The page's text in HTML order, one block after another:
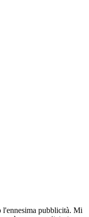
pubblicità. Mi